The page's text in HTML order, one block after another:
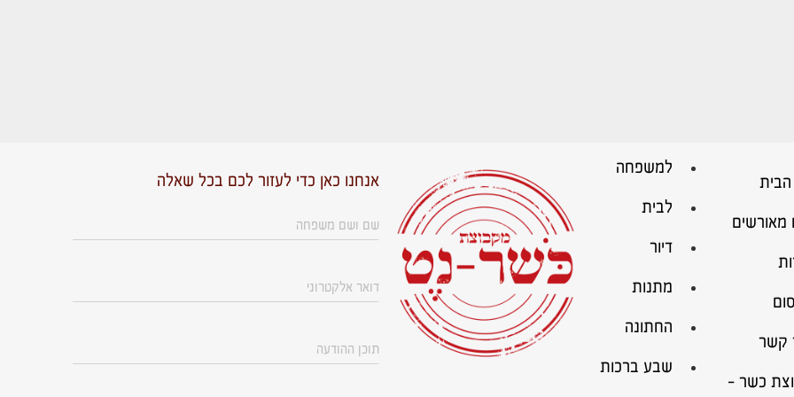
מאורשים
קשר
כשר –
למשפחה
לבית
דיור
מתנות
החתונה
שבע ברכות
אנחנו כאן כדי לעזור לכם בכל שאלה